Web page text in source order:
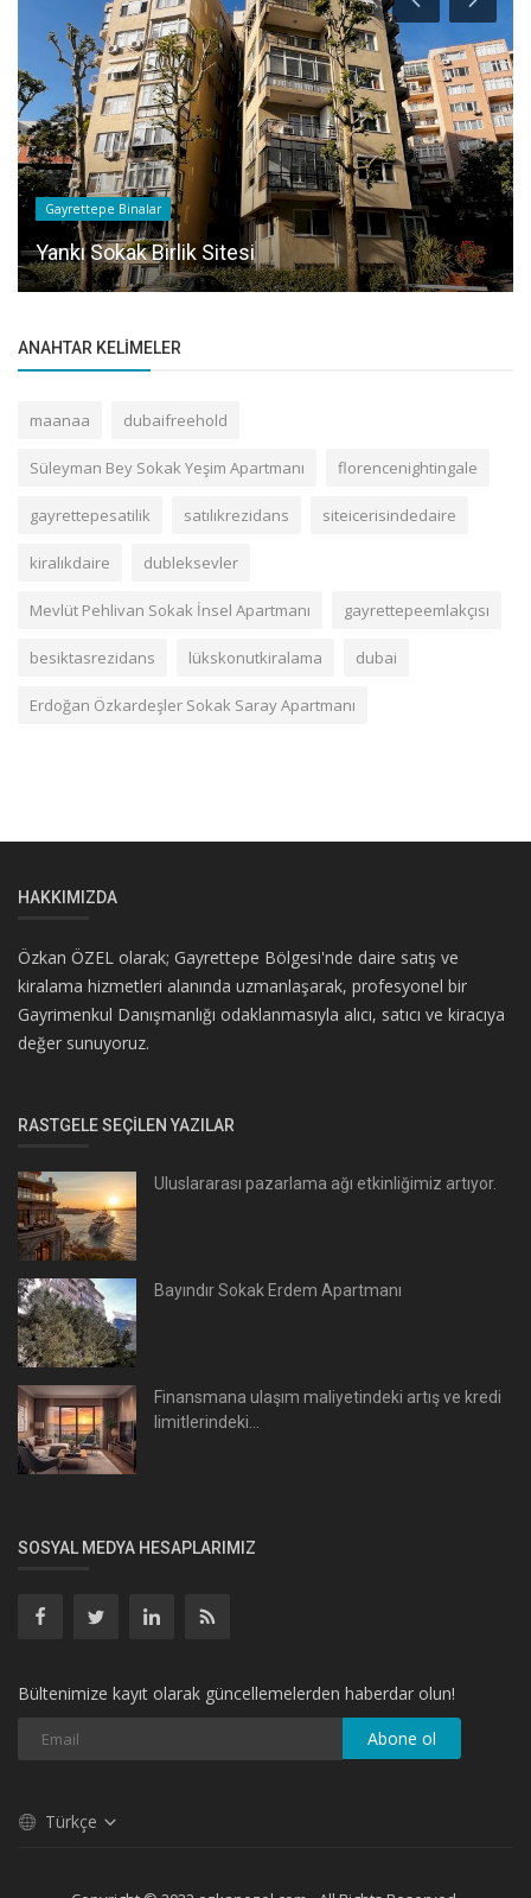
Gayrettepe Binalar
Yankı Sokak Birlik Sitesi
ANAHTAR KELIMELER
maanaa dubaifreehold
Süleyman Bey Sokak Yeşim Apartmanı florencenightingale
gayrettepesatilik satılıkrezidans siteicerisindedaire
kiralıkdaire dubleksevler
Mevlüt Pehlivan Sokak İnsel Apartmanı gayrettepeemlakçısı
besiktasrezidans lükskonutkiralama dubai
Erdoğan Özkardeşler Sokak Saray Apartmanı
HAKKIMIZDA
Özkan ÖZEL olarak; Gayrettepe Bölgesi'nde daire satış ve
kiralama hizmetleri alanında uzmanlaşarak, profesyonel bir
Gayrimenkul Danışmanlığı odaklanmasıyla alıcı, satıcı ve kiracıya
değer sunuyoruz.
RASTGELE SEÇILEN YAZILAR
Uluslararası pazarlama ağı etkinliğimiz artıyor.
Bayındır Sokak Erdem Apartmanı
Finansmana ulaşım maliyetindeki artış ve kredi
limitlerindeki...
SOSYAL MEDYA HESAPLARIMIZ
Bültenimize kayıt olarak güncellemelerden haberdar olun!
Abone ol
Türkçe